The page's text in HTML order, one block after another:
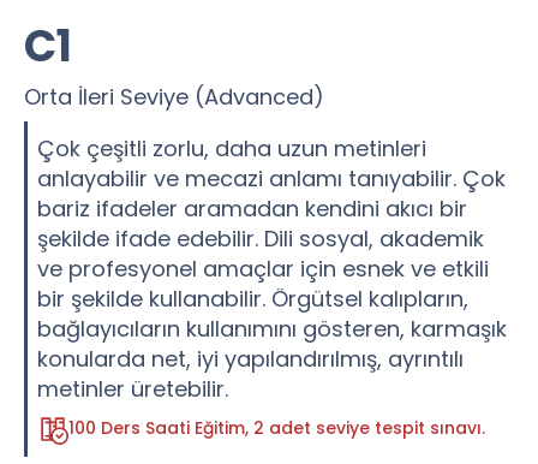
C1
Orta İleri Seviye (Advanced)
Çok çeşitli zorlu, daha uzun metinleri
anlayabilir ve mecazi anlamı tanıyabilir. Çok
bariz ifadeler aramadan kendini akıcı bir
şekilde ifade edebilir. Dili sosyal, akademik
ve profesyonel amaçlar için esnek ve etkili
bir şekilde kullanabilir. Örgütsel kalıpların,
bağlayıcıların kullanımını gösteren, karmaşık
konularda net, iyi yapılandırılmış, ayrıntılı
metinler üretebilir.
100 Ders Saati Eğitim, 2 adet seviye tespit sınavı.